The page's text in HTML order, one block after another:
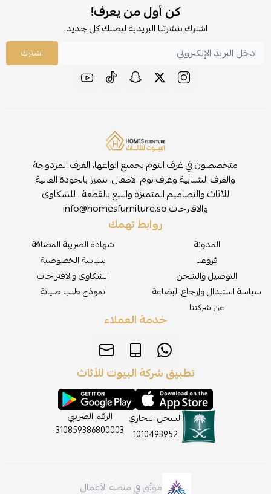
كن أول من يعرف!
اشترك بنشرتنا البريدية ليصلك كل جديد.
اشترك
متخصصون في غرف النوم بجميع انواعها، الغرف المزدوجة
والغرف الشبابية وغرف نوم الاطفال. نتميز بالجودة العالية
للأثاث والتصاميم المتميزة والبيع بالقطعة . للشكاوى
والاقترحاتinfo@homesfurniture.sa
روابط تهمك
المدونة
فروعنا
التوصيل والشحن
سياسة استبدال وإرجاع البضاعة
عن شركتنا
شهادة الضريبة المضافة
سياسة الخصوصية
الشكاوى والاقتراحات
نموذج طلب صيانة
خدمة العملاء
تطبيق شركة البيوت للأثاث
السجل التجاري
1010493952
الرقم الضريبي
310859386800003
موثّق في منصة الأعمال